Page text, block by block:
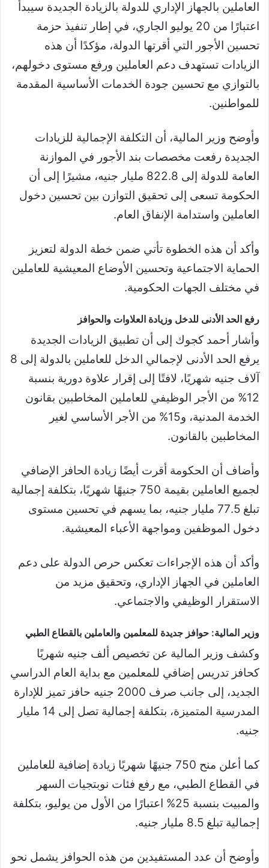
العاملين بالجهاز الإداري للدولة بالزيادة الجديدة سيبدأ
اعتبارًا من 20 يوليو الجاري، في إطار تنفيذ حزمة
تحسين الأجور التي أقرتها الدولة، مؤكدًا أن هذه
الزيادات تستهدف دعم العاملين ورفع مستوى دخولهم،
بالتوازي مع تحسين جودة الخدمات الأساسية المقدمة
للمواطنين.
وأوضح وزير المالية، أن التكلفة الإجمالية للزيادات
الجديدة رفعت مخصصات بند الأجور في الموازنة
العامة للدولة إلى 822.8 مليار جنيه، مشيرًا إلى أن
الحكومة تسعى إلى تحقيق التوازن بين تحسين دخول
العاملين واستدامة الإنفاق العام.
وأكد أن هذه الخطوة تأتي ضمن خطة الدولة لتعزيز
الحماية الاجتماعية وتحسين الأوضاع المعيشية للعاملين
في مختلف الجهات الحكومية.
رفع الحد الأدنى للدخل وزيادة العلاوات والحوافز
وأشار أحمد كجوك إلى أن تطبيق الزيادات الجديدة
يرفع الحد الأدنى لإجمالي الدخل للعاملين بالدولة إلى 8
آلاف جنيه شهريًا، لافتًا إلى إقرار علاوة دورية بنسبة
12% من الأجر الوظيفي للعاملين المخاطبين بقانون
الخدمة المدنية، و15% من الأجر الأساسي لغير
المخاطبين بالقانون.
وأضاف أن الحكومة أقرت أيضًا زيادة الحافز الإضافي
لجميع العاملين بقيمة 750 جنيهًا شهريًا، بتكلفة إجمالية
تبلغ 77.5 مليار جنيه، بما يسهم في تحسين مستوى
دخول الموظفين ومواجهة الأعباء المعيشية.
وأكد أن هذه الإجراءات تعكس حرص الدولة على دعم
العاملين في الجهاز الإداري، وتحقيق مزيد من
الاستقرار الوظيفي والاجتماعي.
وزير المالية: حوافز جديدة للمعلمين والعاملين بالقطاع الطبي
وكشف وزير المالية عن تخصيص ألف جنيه شهريًا
كحافز تدريس إضافي للمعلمين مع بداية العام الدراسي
الجديد، إلى جانب صرف 2000 جنيه حافز تميز للإدارة
المدرسية المتميزة، بتكلفة إجمالية تصل إلى 14 مليار
جنيه.
كما أعلن منح 750 جنيهًا شهريًا زيادة إضافية للعاملين
في القطاع الطبي، مع رفع فئات نوبتجيات السهر
والمبيت بنسبة 25% اعتبارًا من الأول من يوليو، بتكلفة
إجمالية تبلغ 8.5 مليار جنيه.
وأوضح أن عدد المستفيدين من هذه الحوافز يشمل نحو